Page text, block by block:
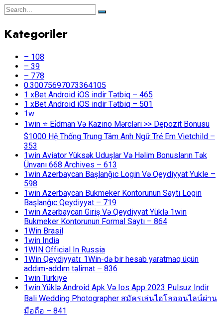
Kategoriler
– 108
– 39
– 778
0.30075697073364105
1 xBet Android iOS indir Tətbiq – 465
1 xBet Android iOS indir Tətbiq – 501
1w
1win ⭐ Ei̇dman Və Kazino Mərcləri >> Depozit Bonusu
$1000 Hệ Thống Trung Tâm Anh Ngữ Trẻ Em Vietchild –
353
1win Aviator Yüksək Uduşlar Və Həlim Bonusların Tək
Ünvanı 668 Archives – 613
1win Azerbaycan Başlanğıc Login Və Qeydiyyat Yukle –
598
1win Azerbaycan Bukmeker Kontorunun Saytı Login
Başlanğıc Qeydiyyat – 719
1win Azərbaycan Giriş Və Qeydiyyat Yüklə 1win
Bukmeker Kontorunun Formal Saytı – 864
1Win Brasil
1win India
1WIN Official In Russia
1Win Qeydiyyatı: 1Win-də bir hesab yaratmaq üçün
addım-addım təlimat – 836
1win Turkiye
1win Yüklə Android Apk Və Ios App 2023 Pulsuz Indir
Bali Wedding Photographer สมัครเล่นไฮโลออนไลน์ผ่าน
มือถือ – 841